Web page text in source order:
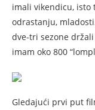
imali vikendicu, isto
odrastanju,
dve-tri sezone
imam oko 800
Gledajući prvi put